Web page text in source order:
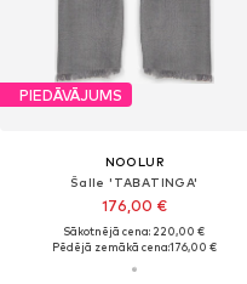
PIEDĀVĀJUMS
NOOLUR
Šalle 'TABATINGA'
176,00 €
Sākotnējā cena: 220,00 €
Pēdējā zemākā cena:176,00 €